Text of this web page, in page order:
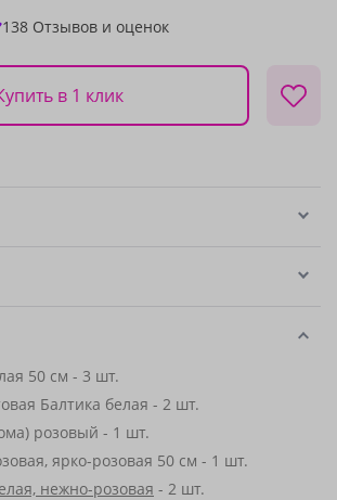
138 Отзывов и оценок
в 1 клик
50 см - 3 шт.
Балтика белая - 2 шт.
розовый - 1 шт.
ярко-розовая 50 см - 1 шт.
нежно-розовая - 2 шт.